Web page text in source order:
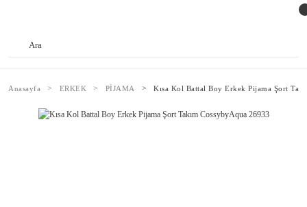
Anasayfa ERKEK PİJAMA Kısa Kol Battal Boy Erkek Pijama Şort